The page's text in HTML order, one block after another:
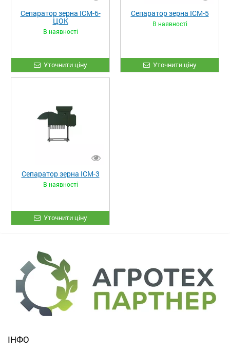
Сепаратор зерна ІСМ-6-
ЦОК
В наявності
Уточнити ціну
Сепаратор зерна ІСМ-5
В наявності
Уточнити ціну
Сепаратор зерна ІСМ-3
В наявності
Уточнити ціну
ІНФО